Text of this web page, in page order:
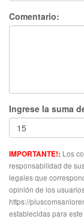
Comentario:
Ingrese la suma
IMPORTANTE!: Los
responsabilidad de
legales que
opinión de los
https://
establecidas para